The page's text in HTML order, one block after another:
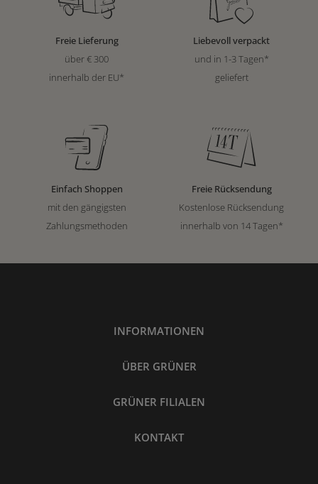
Freie Lieferung
über € 300
innerhalb der EU*
Liebevoll verpackt
und in 1-3 Tagen*
geliefert
Einfach Shoppen
mit den gängigsten
Zahlungsmethoden
Freie Rücksendung
Kostenlose Rücksendung
innerhalb von 14 Tagen*
INFORMATIONEN
ÜBER GRÜNER
GRÜNER FILIALEN
KONTAKT